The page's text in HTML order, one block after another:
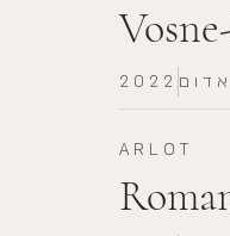
2022 אדום
ARLOT